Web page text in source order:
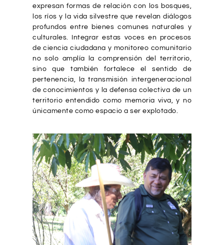
expresan formas de relación con los bosques,
los ríos y la vida silvestre que revelan diálogos
profundos entre bienes comunes naturales y
culturales. Integrar estas voces en procesos
de ciencia ciudadana y monitoreo comunitario
no solo amplía la comprensión del territorio,
sino que también fortalece el sentido de
pertenencia, la transmisión intergeneracional
de conocimientos y la defensa colectiva de un
territorio entendido como memoria viva, y no
únicamente como espacio a ser explotado.